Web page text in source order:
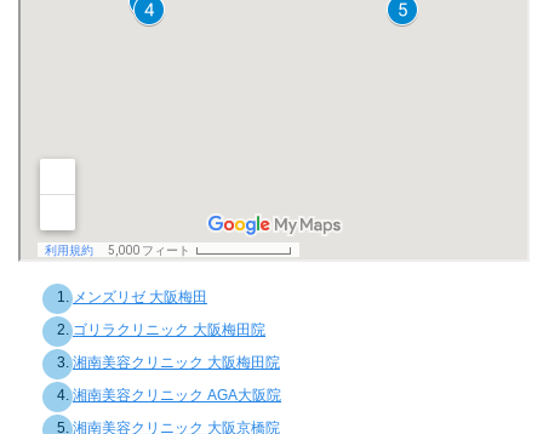
メンズリゼ 大阪梅田
ゴリラクリニック 大阪梅田院
湘南美容クリニック 大阪梅田院
湘南美容クリニック AGA大阪院
湘南美容クリニック 大阪京橋院